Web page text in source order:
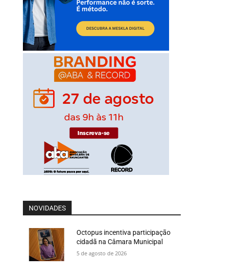
NOVIDADES
Octopus incentiva participação
cidadã na Câmara Municipal
5 de agosto de 2026